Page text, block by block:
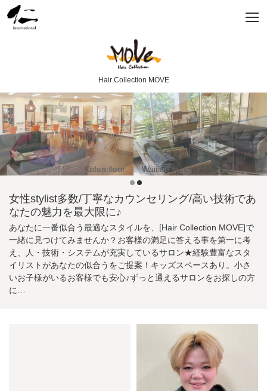
Hair Collection MOVE
Salon floor Waiting space
Kids space Salon outside
女性stylist多数/丁寧なカウンセリング/高い技術であ
なたの魅力を最大限に♪
あなたに一番似合う最適なスタイルを、[Hair Collection MOVE]で
一緒に見つけてみませんか？お客様の満足に答える事を第一に考
え、人・技術・システムが充実しているサロン★経験豊富なスタ
イリストがあなたの似合うをご提案！キッズスペースあり。小さ
いお子様がいるお客様でも安心♪ずっと通えるサロンをお探しの方
に…